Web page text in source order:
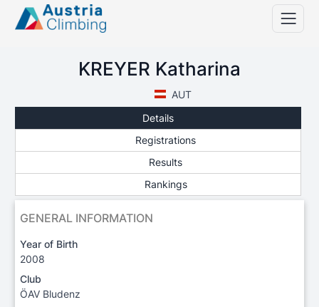
KREYER Katharina
AUT
Details
Registrations
Results
Rankings
GENERAL INFORMATION
Year of Birth
2008
Club
ÖAV Bludenz